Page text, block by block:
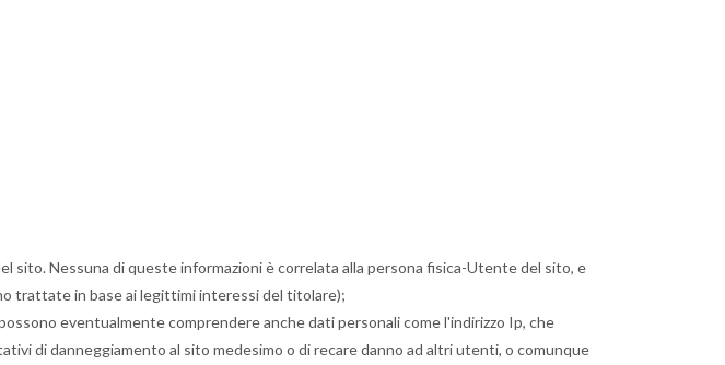
sito. Nessuna di queste informazioni è correlata alla persona fisica-Utente del sito, e
trattate in base ai legittimi interessi del titolare);
eventualmente comprendere anche dati personali come l'indirizzo Ip, che
di danneggiamento al sito medesimo o di recare danno ad altri utenti, o comunque